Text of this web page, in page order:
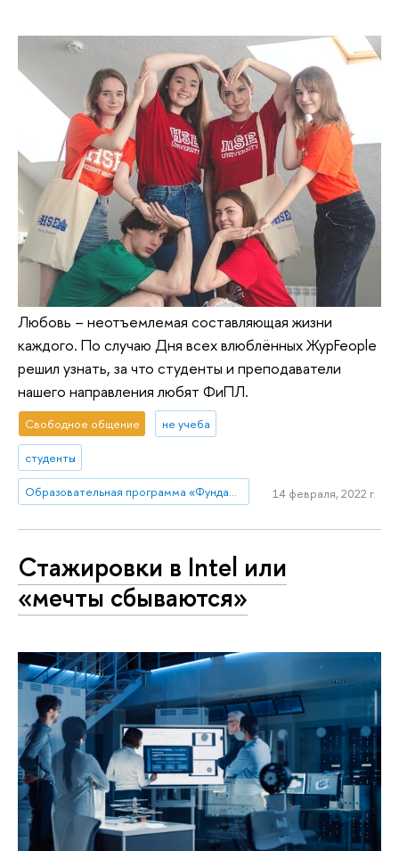
Любовь – неотъемлемая составляющая жизни
каждого. По случаю Дня всех влюблённых ЖурFeople
решил узнать, за что студенты и преподаватели
нашего направления любят ФиПЛ.
Свободное общение не учеба
студенты
Образовательная программа «Фундаментальная и прикладная лингвистика» 14 февраля, 2022 г.
Стажировки в Intel или
«мечты сбываются»